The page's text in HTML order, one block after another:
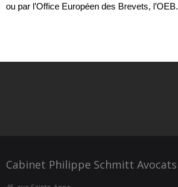
ou par l’Office Européen des Brevets, l’OEB.
Cabinet Philippe Schmitt Avocats